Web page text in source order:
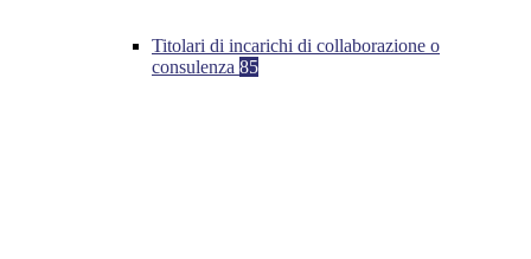
Titolari di incarichi di collaborazione o
consulenza 85